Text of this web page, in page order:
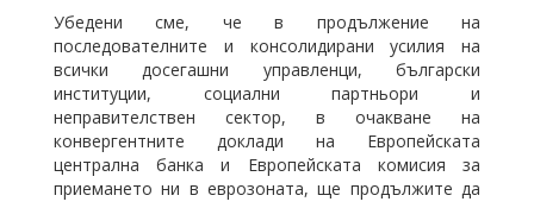
Убедени сме, че в продължение на
последователните и консолидирани усилия на
всички досегашни управленци, български
институции, социални партньори и
неправителствен сектор, в очакване на
конвергентните доклади на Европейската
централна банка и Европейската комисия за
приемането ни в еврозоната, ще продължите да